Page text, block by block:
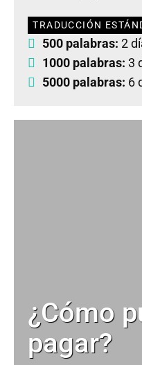
TRADUCCIÓN
500 palabras: 2
1000 palabras: 3
5000 palabras: 6
¿Cómo
pagar?